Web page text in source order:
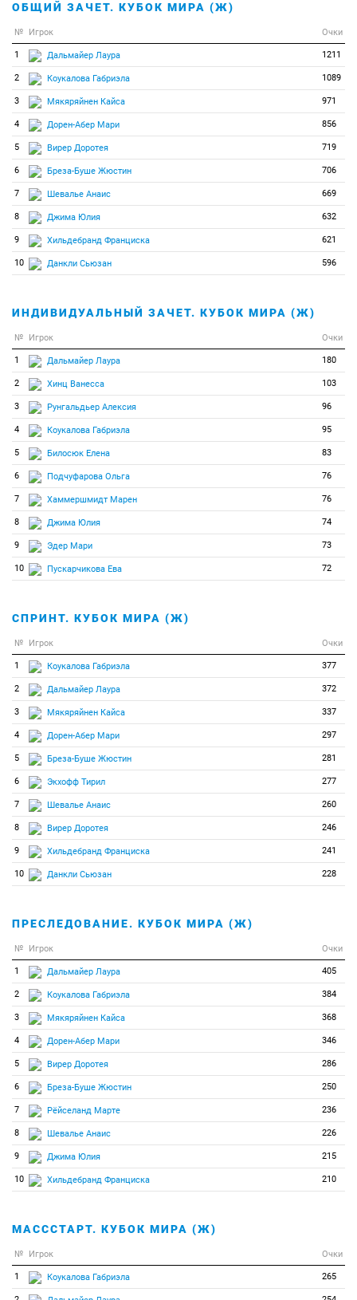
ОБЩИЙ ЗАЧЕТ. КУБОК МИРА (Ж)
№ Игрок Очки
1 Дальмайер Лаура 1211
2 Коукалова Габриэла 1089
3 Мякяряйнен Кайса 971
4 Дорен-Абер Мари 856
5 Вирер Доротея 719
6 Бреза-Буше Жюстин 706
7 Шевалье Анаис 669
8 Джима Юлия 632
9 Хильдебранд Франциска 621
10 Данкли Сьюзан 596
ИНДИВИДУАЛЬНЫЙ ЗАЧЕТ. КУБОК МИРА (Ж)
№ Игрок Очки
1 Дальмайер Лаура 180
2 Хинц Ванесса 103
3 Рунгальдьер Алексия 96
4 Коукалова Габриэла 95
5 Билосюк Елена 83
6 Подчуфарова Ольга 76
7 Хаммершмидт Марен 76
8 Джима Юлия 74
9 Эдер Мари 73
10 Пускарчикова Ева 72
СПРИНТ. КУБОК МИРА (Ж)
№ Игрок Очки
1 Коукалова Габриэла 377
2 Дальмайер Лаура 372
3 Мякяряйнен Кайса 337
4 Дорен-Абер Мари 297
5 Бреза-Буше Жюстин 281
6 Экхофф Тирил 277
7 Шевалье Анаис 260
8 Вирер Доротея 246
9 Хильдебранд Франциска 241
10 Данкли Сьюзан 228
ПРЕСЛЕДОВАНИЕ. КУБОК МИРА (Ж)
№ Игрок Очки
1 Дальмайер Лаура 405
2 Коукалова Габриэла 384
3 Мякяряйнен Кайса 368
4 Дорен-Абер Мари 346
5 Вирер Доротея 286
6 Бреза-Буше Жюстин 250
7 Рёйселанд Марте 236
8 Шевалье Анаис 226
9 Джима Юлия 215
10 Хильдебранд Франциска 210
МАСССТАРТ. КУБОК МИРА (Ж)
№ Игрок Очки
1 Коукалова Габриэла 265